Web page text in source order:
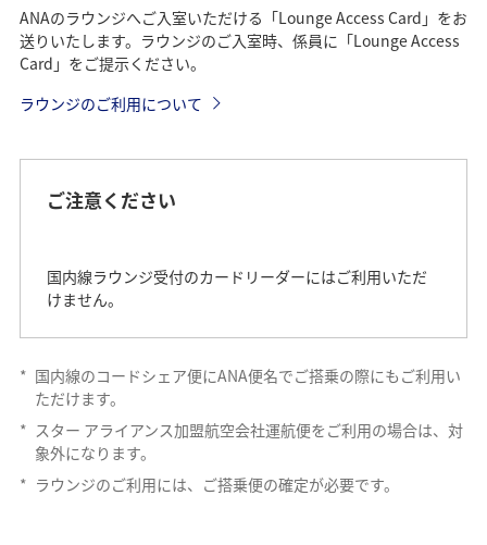
ANAのラウンジへご入室いただける「Lounge Access Card」をお
送りいたします。ラウンジのご入室時、係員に「Lounge Access
Card」をご提示ください。
ラウンジのご利用について
ご注意ください
国内線ラウンジ受付のカードリーダーにはご利用いただ
けません。
* 国内線のコードシェア便にANA便名でご搭乗の際にもご利用い
ただけます。
* スター アライアンス加盟航空会社運航便をご利用の場合は、対
象外になります。
* ラウンジのご利用には、ご搭乗便の確定が必要です。